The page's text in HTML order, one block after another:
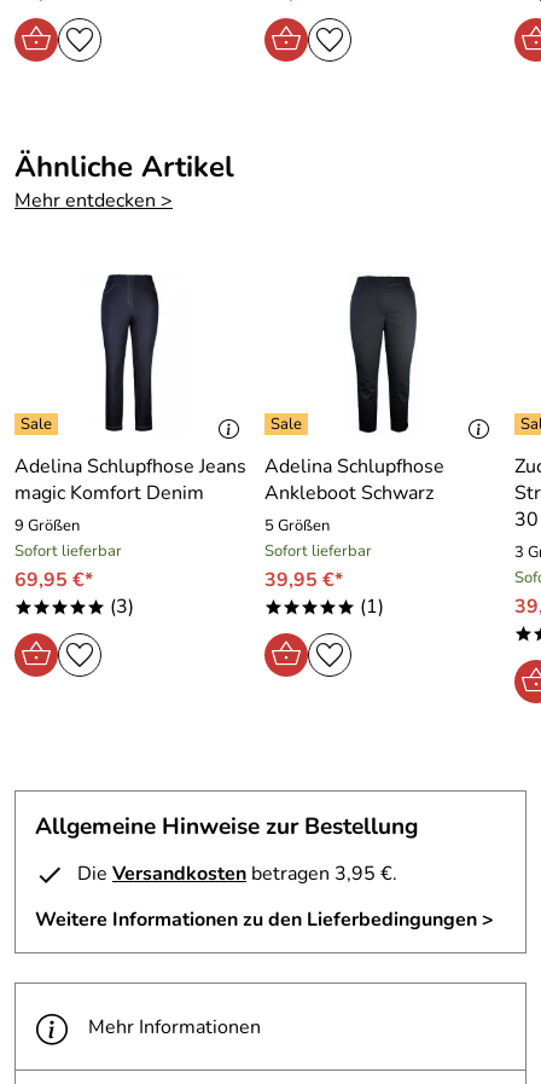
kleine Seitenschlitze
2 Taschen Rückseite
Ähnliche Artikel
Mehr entdecken >
Adelina Schlupfhose Jeans
magic Komfort Denim
9 Größen
Sofort lieferbar
69,95 €*
***** (3)
Adelina Schlupfhose
Ankleboot Schwarz
5 Größen
Sofort lieferbar
39,95 €*
***** (1)
30
3
Allgemeine Hinweise zur Bestellung
Die Versandkosten betragen 3,95 €.
Weitere Informationen zu den Lieferbedingungen >
Mehr Informationen